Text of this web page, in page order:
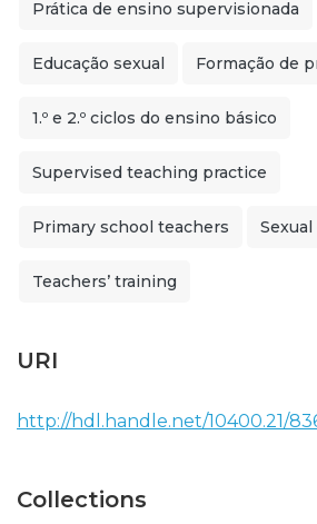
Prática de ensino supervisionada
Educação sexual Formação de
1.º e 2.º ciclos do ensino básico
Supervised teaching practice
Primary school teachers
Teachers’ training
URI
http://hdl.handle.net/10400.21/
Collections